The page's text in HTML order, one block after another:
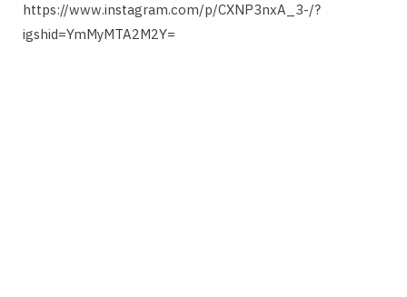
https://www.instagram.com/p/CXNP3nxA_3-/?
igshid=YmMyMTA2M2Y=